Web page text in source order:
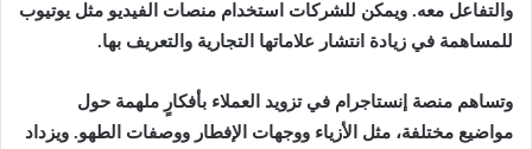
والتفاعل معه. ويمكن للشركات استخدام منصات الفيديو مثل يوتيوب
للمساهمة في زيادة انتشار علاماتها التجارية والتعريف بها.
وتساهم منصة إنستاجرام في تزويد العملاء بأفكارٍ ملهمة حول
مواضيع مختلفة، مثل الأزياء ووجهات الإفطار ووصفات الطهو. ويزداد